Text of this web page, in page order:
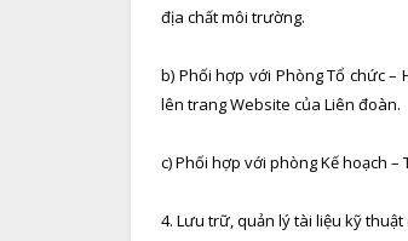
địa chất môi trường.
b) Phối hợp với Phòng Tổ chức
lên trang Website của Liên đoàn.
c) Phối hợp với phòng Kế hoạch
4. Lưu trữ, quản lý tài liệu kỹ